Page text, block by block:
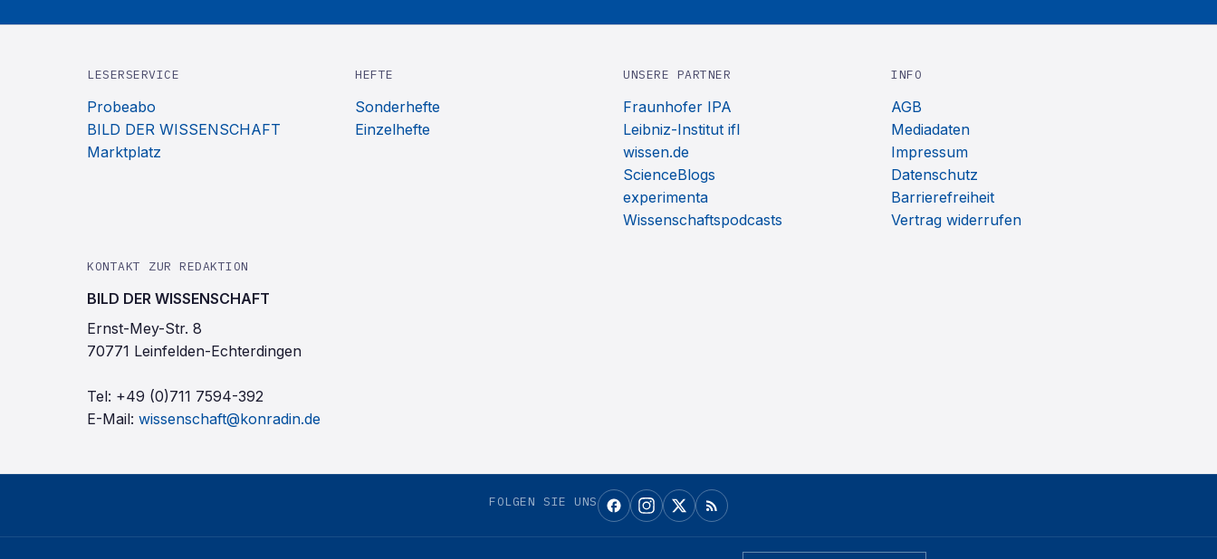
LESERSERVICE
Probeabo
BILD DER WISSENSCHAFT
Marktplatz
HEFTE
Sonderhefte
Einzelhefte
UNSERE PARTNER
Fraunhofer IPA
Leibniz-Institut ifl
wissen.de
ScienceBlogs
experimenta
Wissenschaftspodcasts
INFO
AGB
Mediadaten
Impressum
Datenschutz
Barrierefreiheit
Vertrag widerrufen
KONTAKT ZUR REDAKTION
BILD DER WISSENSCHAFT
Ernst-Mey-Str. 8
70771 Leinfelden-Echterdingen
Tel: +49 (0)711 7594-392
E-Mail: wissenschaft@konradin.de
FOLGEN SIE UNS